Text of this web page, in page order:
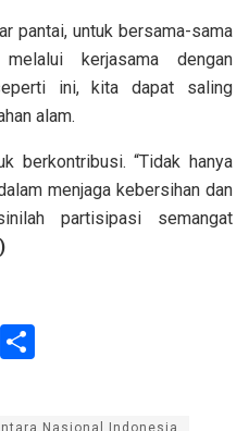
pantai, untuk bersama-sama
kerjasama dengan
ini, kita dapat saling
alam.
berkontribusi. “Tidak hanya
menjaga kebersihan dan
partisipasi semangat
C
arNasional Indonesia